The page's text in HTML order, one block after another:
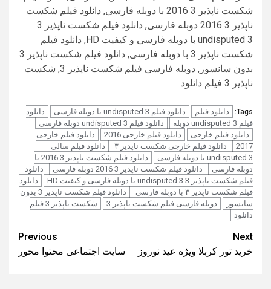
شکست ناپذیر 3 2016 با دوبله فارسی, دانلود فیلم شکست
ناپذیر 3 2016 دوبله فارسی, دانلود فیلم شکست ناپذیر 3
undisputed 3 با دوبله فارسی و کیفیت HD, دانلود فیلم
شکست ناپذیر 3 با دوبله فارسی, دانلود فیلم شکست ناپذیر 3
بدون سانسور, دوبله فارسی فیلم شکست ناپذیر 3, شکست
ناپذیر 3 فیلم دانلود
Tags: دانلود فیلم دانلود فیلم undisputed 3 با دوبله فارسی
دانلود
فیلم undisputed 3 دوبله
دانلود فیلم undisputed 3 دوبله فارسی
دانلود فیلم خارجی
دانلود فیلم خارجی 2016
دانلود فیلم خارجی
2017
دانلود فیلم خارجی شکست ناپذیر ۳
دانلود فیلم سالی
undisputed 3 با دوبله فارسی
دانلود فیلم شکست ناپذیر 3 2016 با
دوبله فارسی
دانلود فیلم شکست ناپذیر 3 2016 دوبله فارسی
دانلود
فیلم شکست ناپذیر 3 undisputed 3 با دوبله فارسی و کیفیت HD
دانلود
فیلم شکست ناپذیر ۳ با دوبله فارسی
دانلود فیلم شکست ناپذیر 3 بدون
سانسور
دوبله فارسی فیلم شکست ناپذیر 3
شکست ناپذیر 3 فیلم
دانلود
Post
navigation
Previous
سایت اجتماعی محتوا محور
Next
خرید تور کربلا ویژه عید نوروز